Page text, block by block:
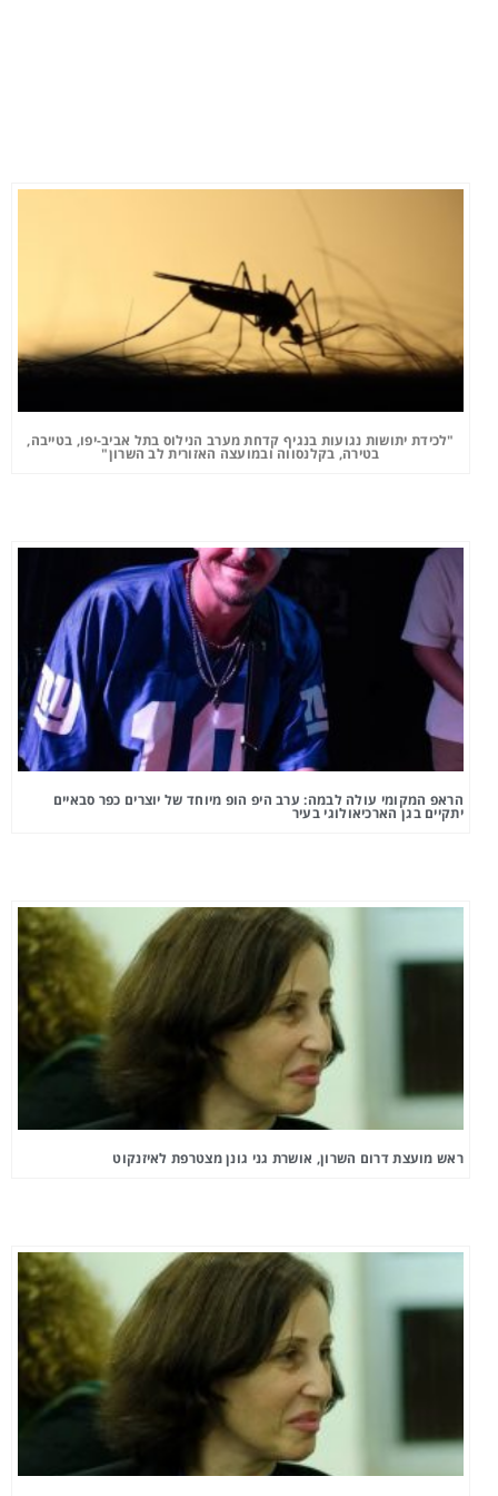
"לכידת יתושות נגועות בנגיף קדחת מערב הנילוס בתל אביב-יפו, בטייבה,
בטירה, בקלנסווה ובמועצה האזורית לב השרון"
הראפ המקומי עולה לבמה: ערב היפ הופ מיוחד של יוצרים כפר סבאיים
יתקיים בגן הארכיאולוגי בעיר
ראש מועצת דרום השרון, אושרת גני גונן מצטרפת לאיזנקוט